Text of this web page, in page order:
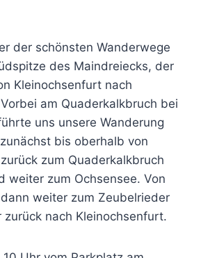
der schönsten Wanderwege
des Maindreiecks, der
Kleinochsenfurt nach
am Quaderkalkbruch bei
uns unsere Wanderung
bis oberhalb von
zum Quaderkalkbruch
weiter zum Ochsensee. Von
weiter zum Zeubelrieder
nach Kleinochsenfurt.